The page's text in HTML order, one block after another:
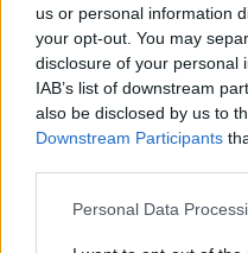
us or personal information
your opt-out. You may
disclosure of your personal
IAB’s list of downstream
also be disclosed by us to
Downstream Participants
Personal Data
ΑΘΛΗΤΙΚΑ ΝΕΑ
PARAPOLITIKA NEWSROOM
Τουρκία:
διέταξε F-16 και
Εγγραφή